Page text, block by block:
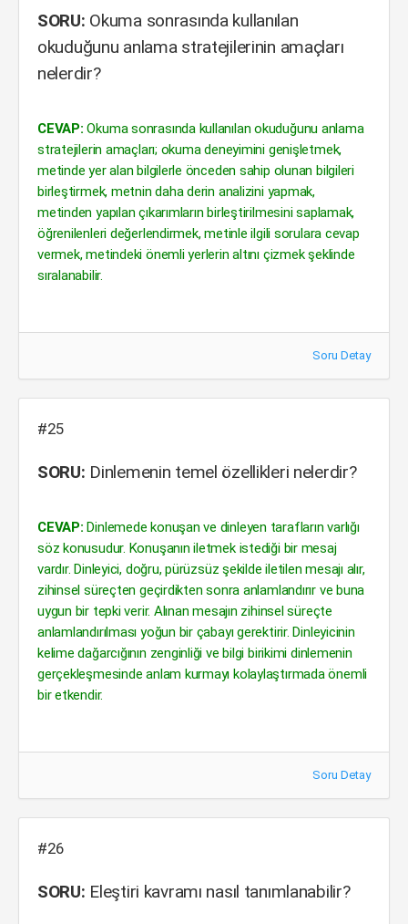
SORU: Okuma sonrasında kullanılan
okuduğunu anlama stratejilerinin amaçları
nelerdir?
CEVAP: Okuma sonrasında kullanılan okuduğunu anlama
stratejilerin amaçları; okuma deneyimini genişletmek,
metinde yer alan bilgilerle önceden sahip olunan bilgileri
birleştirmek, metnin daha derin analizini yapmak,
metinden yapılan çıkarımların birleştirilmesini saplamak,
öğrenilenleri değerlendirmek, metinle ilgili sorulara cevap
vermek, metindeki önemli yerlerin altını çizmek şeklinde
sıralanabilir.
Soru Detay
#25
SORU: Dinlemenin temel özellikleri nelerdir?
CEVAP: Dinlemede konuşan ve dinleyen tarafların varlığı
söz konusudur. Konuşanın iletmek istediği bir mesaj
vardır. Dinleyici, doğru, pürüzsüz şekilde iletilen mesajı alır,
zihinsel süreçten geçirdikten sonra anlamlandırır ve buna
uygun bir tepki verir. Alınan mesajın zihinsel süreçte
anlamlandırılması yoğun bir çabayı gerektirir. Dinleyicinin
kelime dağarcığının zenginliği ve bilgi birikimi dinlemenin
gerçekleşmesinde anlam kurmayı kolaylaştırmada önemli
bir etkendir.
Soru Detay
#26
SORU: Eleştiri kavramı nasıl tanımlanabilir?